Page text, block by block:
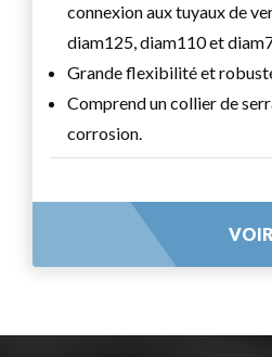
connexion aux tuyaux de
diam125, diam110 et
Grande flexibilité et
Comprend un collier de
corrosion.